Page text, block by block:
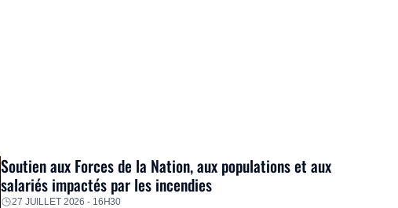
Soutien aux Forces de la Nation, aux populations et aux
salariés impactés par les incendies
27 JUILLET 2026 - 16H30